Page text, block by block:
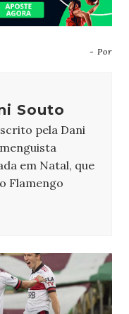
- Por
Souto
pela Dani
em Natal, que
Flamengo